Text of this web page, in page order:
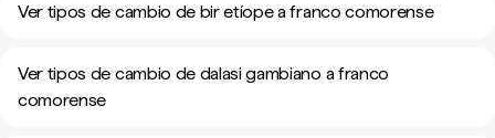
Ver tipos de cambio de bir etíope a franco comorense
Ver tipos de cambio de dalasi gambiano a franco
comorense